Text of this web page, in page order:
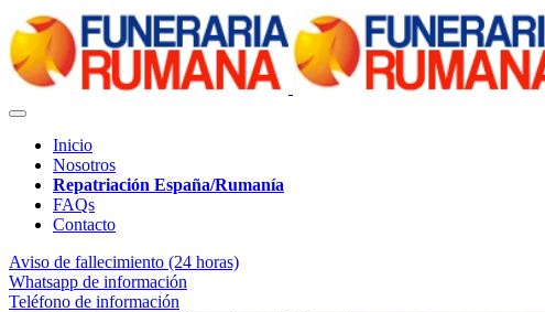
Inicio
Nosotros
Repatriación España/Rumanía
FAQs
Contacto
Aviso de fallecimiento (24 horas)
Whatsapp de información
Teléfono de información